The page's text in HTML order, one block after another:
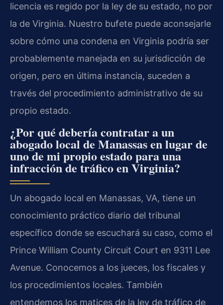
licencia es regido por la ley de su estado, no por
la de Virginia. Nuestro bufete puede aconsejarle
sobre cómo una condena en Virginia podría ser
probablemente manejada en su jurisdicción de
origen, pero en última instancia, suceden a
través del procedimiento administrativo de su
propio estado.
¿Por qué debería contratar a un
abogado local de Manassas en lugar de
uno de mi propio estado para una
infracción de tráfico en Virginia?
Un abogado local en Manassas, VA, tiene un
conocimiento práctico diario del tribunal
específico donde se escuchará su caso, como el
Prince William County Circuit Court en 9311 Lee
Avenue. Conocemos a los jueces, los fiscales y
los procedimientos locales. También
entendemos los matices de la ley de tráfico de